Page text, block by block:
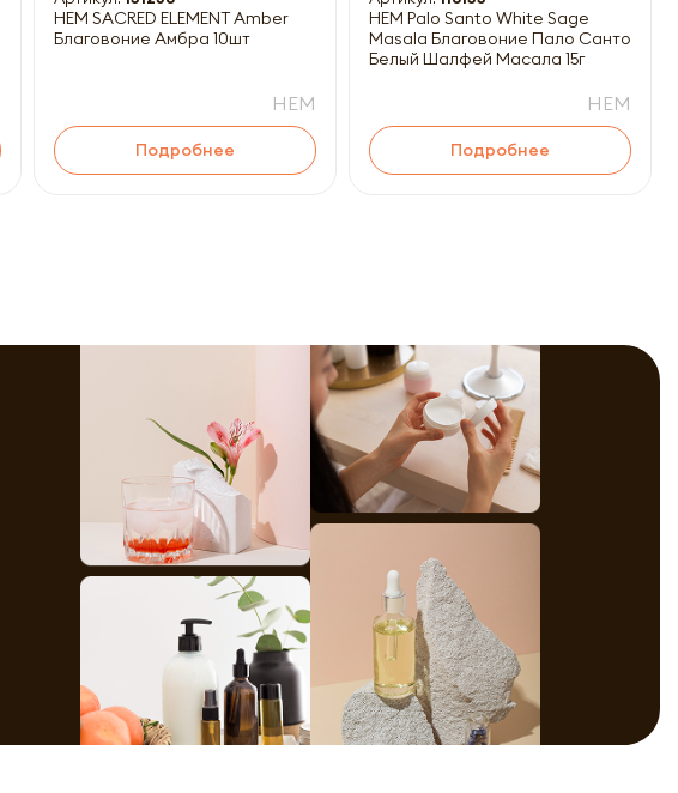
HEM SACRED ELEMENT Amber
Благовоние Амбра 10шт
HEM
Подробнее
HEM Palo Santo White Sage
Masala Благовоние Пало Санто-
Белый Шалфей Масала 15г
HEM
Подробнее